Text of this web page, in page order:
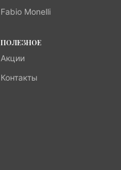
Fabio Monelli
ПОЛЕЗНОЕ
Акции
Контакты